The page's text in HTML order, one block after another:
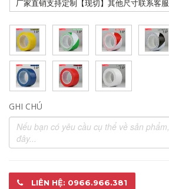
厂家直销支持定制【现切】其他尺寸联系客服
GHI CHÚ
LIÊN HỆ: 0966.966.381